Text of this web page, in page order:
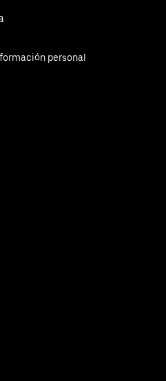
personal